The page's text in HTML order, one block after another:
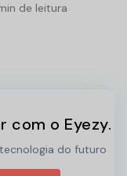
de leitura
com o Eyezy.
do futuro